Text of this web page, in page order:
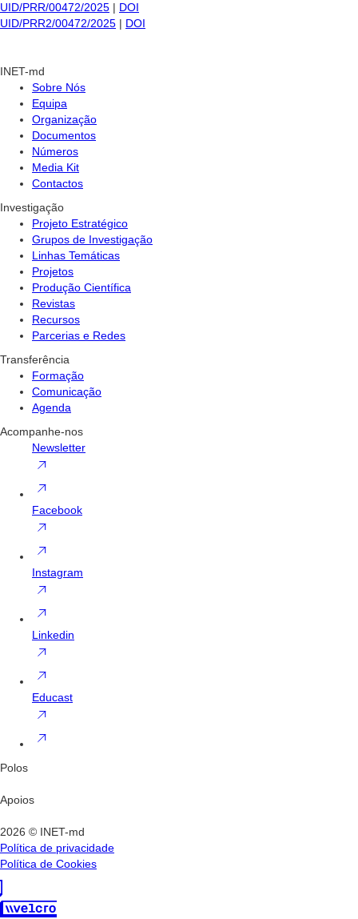
UID/PRR/00472/2025 | DOI
UID/PRR2/00472/2025 | DOI
INET-md
Sobre Nós
Equipa
Organização
Documentos
Números
Media Kit
Contactos
Investigação
Projeto Estratégico
Grupos de Investigação
Linhas Temáticas
Projetos
Produção Científica
Revistas
Recursos
Parcerias e Redes
Transferência
Formação
Comunicação
Agenda
Acompanhe-nos
Newsletter
Facebook
Instagram
Linkedin
Educast
Polos
Apoios
2026 © INET-md
Política de privacidade
Política de Cookies